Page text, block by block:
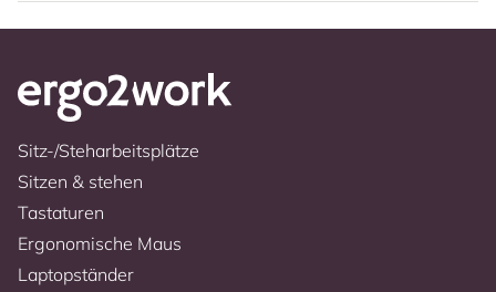
Sitz-/Steharbeitsplätze
Sitzen & stehen
Tastaturen
Ergonomische Maus
Laptopständer